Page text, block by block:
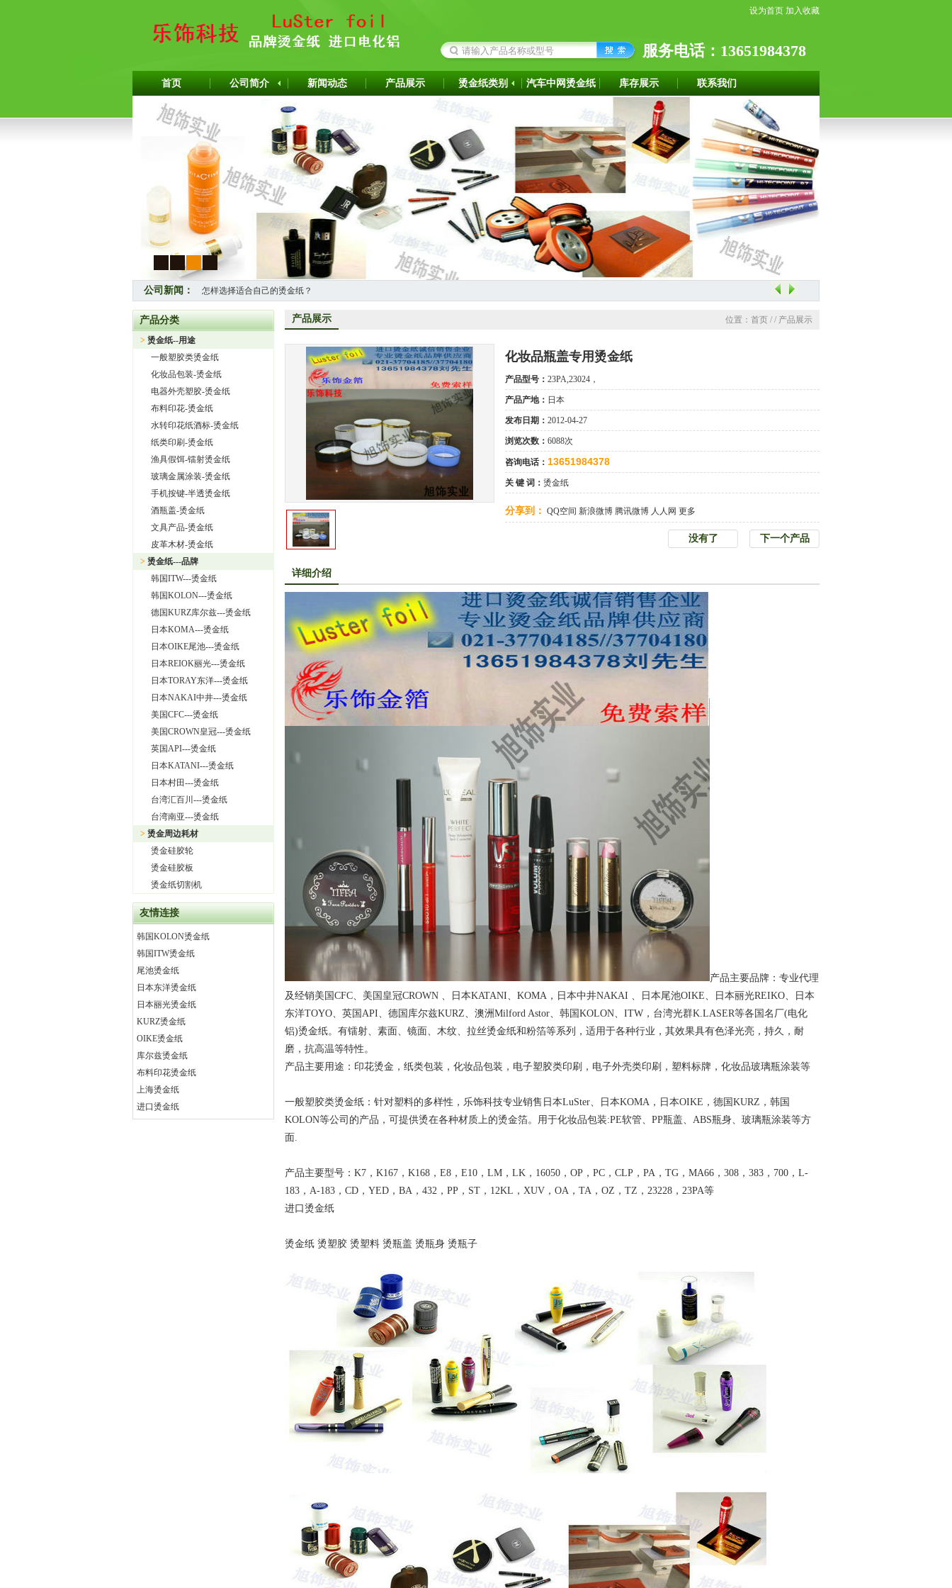
设为首页 加入收藏
服务电话：13651984378
首页 公司简介 新闻动态 产品展示 烫金纸类别 汽车中网烫金纸 库存展示 联系我们
4
公司新闻：
怎样选择适合自己的烫金纸？
热烈祝贺上海旭饰实业有限公司成为韩国ITW烫金纸华东区代理商
上海旭饰实业有限公司—日本东洋烫金纸TORAY烫金纸华东区总代理
热烈祝贺旭饰实业成为日本OIKE烫金纸尾池烫金纸华东区总代理商
上海旭饰实业有限公司——进口烫金纸专业供应商
上海旭饰实业有限公司 专业供应汽车中网烫金纸，汽车格栅烫金纸，汽车专用格式烫金纸
产品分类
> 烫金纸--用途
一般塑胶类烫金纸
化妆品包装-烫金纸
电器外壳塑胶-烫金纸
布料印花-烫金纸
水转印花纸酒标-烫金纸
纸类印刷-烫金纸
渔具假饵-镭射烫金纸
玻璃金属涂装-烫金纸
手机按键-半透烫金纸
酒瓶盖-烫金纸
文具产品-烫金纸
皮革木材-烫金纸
> 烫金纸---品牌
韩国ITW---烫金纸
韩国KOLON---烫金纸
德国KURZ库尔兹---烫金纸
日本KOMA---烫金纸
日本OIKE尾池---烫金纸
日本REIOK丽光---烫金纸
日本TORAY东洋---烫金纸
日本NAKAI中井---烫金纸
美国CFC---烫金纸
美国CROWN皇冠---烫金纸
英国API---烫金纸
日本KATANI---烫金纸
日本村田---烫金纸
台湾汇百川---烫金纸
台湾南亚---烫金纸
> 烫金周边耗材
烫金硅胶轮
烫金硅胶板
烫金纸切割机
友情连接
韩国KOLON烫金纸
韩国ITW烫金纸
尾池烫金纸
日本东洋烫金纸
日本丽光烫金纸
KURZ烫金纸
OIKE烫金纸
库尔兹烫金纸
布料印花烫金纸
上海烫金纸
进口烫金纸
产品展示 位置：首页 / / 产品展示
化妆品瓶盖专用烫金纸
产品型号： 23PA,23024，
产品产地： 日本
发布日期： 2012-04-27
浏览次数： 6088次
咨询电话： 13651984378
关 键 词： 烫金纸
分享到： QQ空间 新浪微博 腾讯微博 人人网 更多
下一个产品
没有了
详细介绍
产品主要品牌：专业代理
及经销美国CFC、美国皇冠CROWN 、日本KATANI、KOMA，日本中井NAKAI 、日本尾池OIKE、日本丽光REIKO、日本
东洋TOYO、英国API、德国库尔兹KURZ、澳洲Milford Astor、韩国KOLON、ITW，台湾光群K.LASER等各国名厂(电化
铝)烫金纸。有镭射、素面、镜面、木纹、拉丝烫金纸和粉箔等系列，适用于各种行业，其效果具有色泽光亮，持久，耐
磨，抗高温等特性。
产品主要用途：印花烫金，纸类包装，化妆品包装，电子塑胶类印刷，电子外壳类印刷，塑料标牌，化妆品玻璃瓶涂装等
一般塑胶类烫金纸：针对塑料的多样性，乐饰科技专业销售日本LuSter、日本KOMA，日本OIKE，德国KURZ，韩国
KOLON等公司的产品，可提供烫在各种材质上的烫金箔。用于化妆品包装:PE软管、PP瓶盖、ABS瓶身、玻璃瓶涂装等方
面.
产品主要型号：K7，K167，K168，E8，E10，LM，LK，16050，OP，PC，CLP，PA，TG，MA66，308，383，700，L-
183，A-183，CD，YED，BA，432，PP，ST，12KL，XUV，OA，TA，OZ，TZ，23228，23PA等
进口烫金纸
烫金纸 烫塑胶 烫塑料 烫瓶盖 烫瓶身 烫瓶子